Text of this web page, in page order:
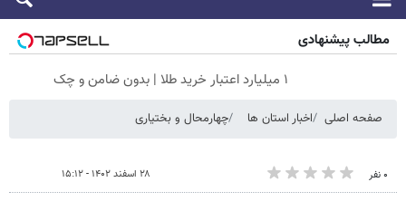
مطالب پیشنهادی
۱ میلیارد اعتبار خرید طلا | بدون ضامن و چک
صفحه اصلی اخبار استان ها چهارمحال و بختیاری
۰ نفر ۲۸ اسفند ۱۴۰۲ - ۱۵:۱۲